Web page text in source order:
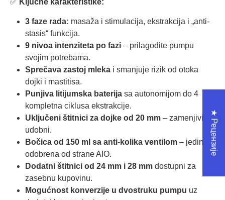
3 faze rada: masaža i stimulacija, ekstrakcija i „anti-
stasis“ funkcija.
9 nivoa intenziteta po fazi – prilagodite pumpu
svojim potrebama.
Sprečava zastoj mleka i smanjuje rizik od otoka
dojki i mastitisa.
Punjiva litijumska baterija sa autonomijom do 4
kompletna ciklusa ekstrakcije.
Uključeni štitnici za dojke od 20 mm – zamenjivi i
udobni.
Bočica od 150 ml sa anti-kolika ventilom – jedina
odobrena od strane AIO.
Dodatni štitnici od 24 mm i 28 mm dostupni za
zasebnu kupovinu.
Mogućnost konverzije u dvostruku pumpu uz
★ Рецензије